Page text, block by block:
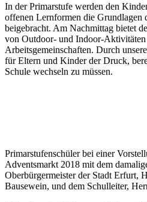
In der Primarstufe werden den
offenen Lernformen die Grundlagen
beigebracht. Am Nachmittag bietet
von Outdoor- und Indoor-
Arbeitsgemeinschaften. Durch
für Eltern und Kinder der Druck,
Schule wechseln zu müssen.
Primarstufenschüler bei einer
Adventsmarkt 2018 mit dem
Oberbürgermeister der Stadt Erfurt,
Bausewein, und dem Schulleiter,